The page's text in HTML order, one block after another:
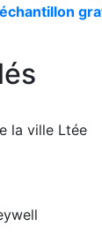
la ville Ltée